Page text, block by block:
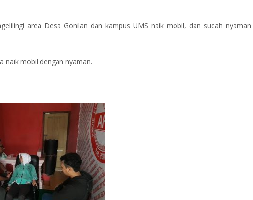
area Desa Gonilan dan kampus UMS naik mobil, dan sudah nyaman
naik mobil dengan nyaman.